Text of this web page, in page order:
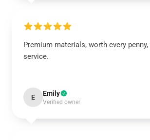
Premium materials, worth every
service.
E Emily
Verified owner